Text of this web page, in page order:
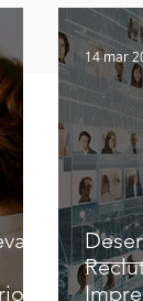
14 mar